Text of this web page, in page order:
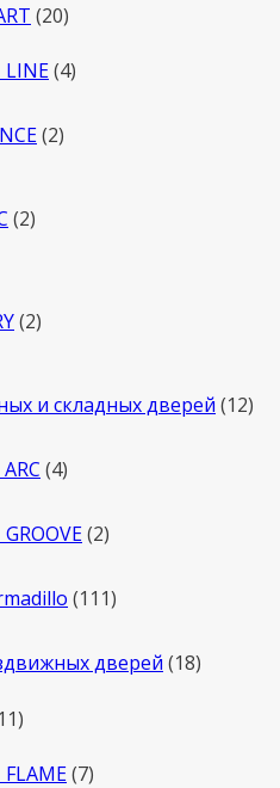
2020
LINE 44
22
2товара
2товара
и складных дверей 1212
44
22
111111
дверей 1818
1111
77